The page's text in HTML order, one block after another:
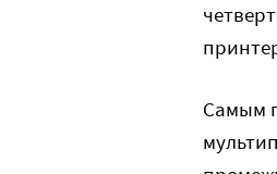
Самым